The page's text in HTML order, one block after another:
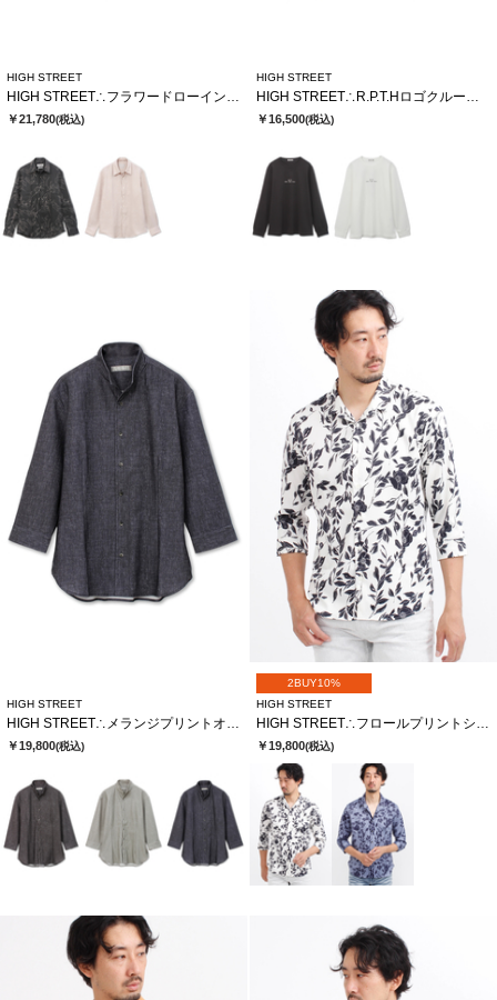
HIGH STREET
HIGH STREET∴フラワードローイングシャツ
￥21,780(税込)
HIGH STREET
HIGH STREET∴R.P.T.Hロゴクルーネック長袖Tシャツ
￥16,500(税込)
HIGH STREET
￥19,800(税込)
2BUY10%
HIGH STREET
￥19,800(税込)